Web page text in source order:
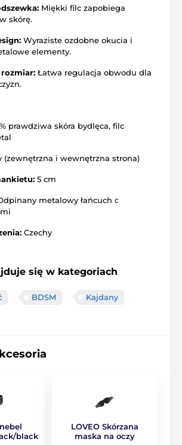
Miękki filc zapobiega
skórę.
Wyraziste ozdobne okucia i
elementy.
Łatwa regulacja obwodu dla
prawdziwa skóra bydlęca, filc
(zewnętrzna i wewnętrzna strona)
5 cm
metalowy łańcuch с
Czechy
się w kategoriach
BDSM Kajdany
black
LOVEO Skórzana
maska na oczy